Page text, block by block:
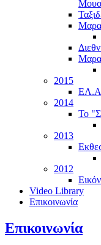
2015
2014
Το
2013
2012
Video Library
Επικοινωνία
Επικοινωνία